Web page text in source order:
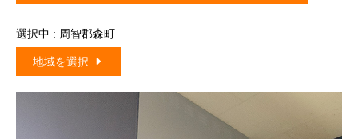
選択中 : 周智郡森町
地域を選択